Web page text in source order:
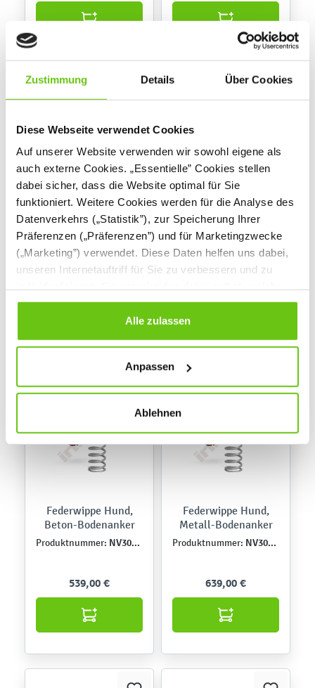
Zustimmung Details Über Cookies
Diese Webseite verwendet Cookies
Auf unserer Website verwenden wir sowohl eigene als
auch externe Cookies. „Essentielle” Cookies stellen
dabei sicher, dass die Website optimal für Sie
funktioniert. Weitere Cookies werden für die Analyse des
Datenverkehrs („Statistik”), zur Speicherung Ihrer
Präferenzen („Präferenzen”) und für Marketingzwecke
(„Marketing”) verwendet. Diese Daten helfen uns dabei,
unseren Internetauftriff für Sie zu verbessern und zu
Cookies Sie erlauben. Verweigern Sie Ihre Zustimmung,
wählen Sie „Alle ablehnen” – in diesem Fall werden nur
Daten verarbeitet, die für den Besuch unserer Website
jederzeit ändern, indem Sie auf die Schaltfläche unten
links klicken. Weitere Informationen zur Datennutzung
Alle zulassen
Anpassen
Ablehnen
4er-Federwippe
Kleeblatt, Beton-
Bodenanker
Produktnummer:
4er-Federwippe
Kleeblatt, Metall-
Bodenanker
Produktnummer:
Federwippe Hund,
Beton-Bodenanker
Produktnummer: NV3012EPZ
539,00 €
Federwippe Hund,
Metall-Bodenanker
Produktnummer: NV3012EPZK
639,00 €